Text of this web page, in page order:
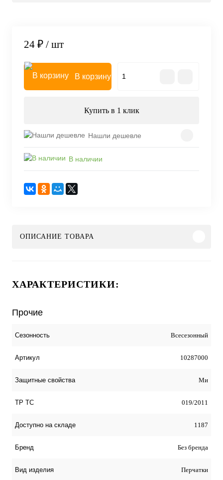
24 ₽ / шт
В корзину
Купить в 1 клик
Нашли дешевле
В наличии
ОПИСАНИЕ ТОВАРА
ХАРАКТЕРИСТИКИ:
Прочие
Сезонность Всесезонный
Артикул 10287000
Защитные свойства Ми
ТР ТС 019/2011
Доступно на складе 1187
Бренд Без бренда
Вид изделия Перчатки